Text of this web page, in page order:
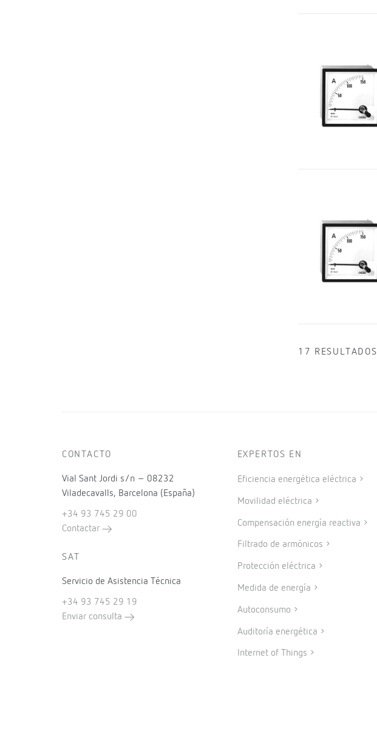
17 RESULTADOS
CONTACTO
Vial Sant Jordi s/n – 08232
Viladecavalls, Barcelona (España)
+34 93 745 29 00
Contactar
SAT
Servicio de Asistencia Técnica
+34 93 745 29 19
Enviar consulta
EXPERTOS EN
Eficiencia energética eléctrica
Movilidad eléctrica
Compensación energía reactiva
Filtrado de armónicos
Protección eléctrica
Medida de energía
Autoconsumo
Auditoría energética
Internet of Things